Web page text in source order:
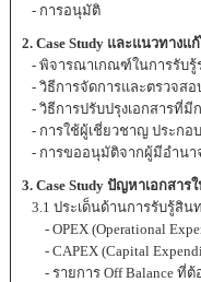
- การอนุมัติ
2. Case Study และแนวทาง
- พิจารณาเกณฑ์ในการรับรู้
- วิธีการจัดการและตรวจส
- วิธีการปรับปรุงเอกสารที่
- การใช้ผู้เชี่ยวชาญ ประกอ
- การขออนุมัติจากผู้มีอำนา
3. Case Study ปัญหาเอกสา
3.1 ประเด็นด้านการรับรู้สิน
- OPEX (Operational
- CAPEX (Capital
- รายการ Off Balance ที่ต้